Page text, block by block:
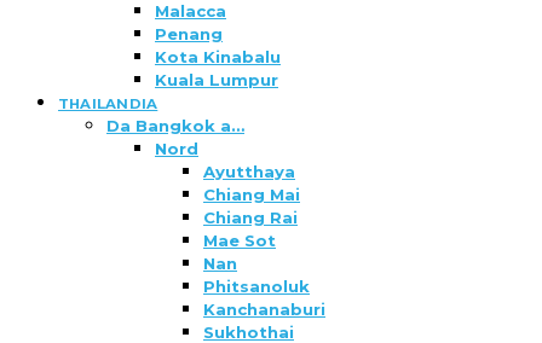
Malacca
Penang
Kota Kinabalu
Kuala Lumpur
THAILANDIA
Da Bangkok a…
Nord
Ayutthaya
Chiang Mai
Chiang Rai
Mae Sot
Nan
Phitsanoluk
Kanchanaburi
Sukhothai